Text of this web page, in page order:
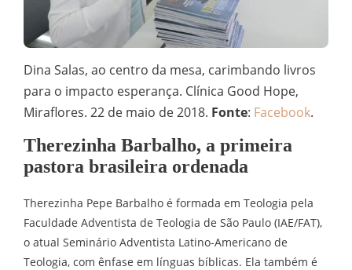
Dina Salas, ao centro da mesa, carimbando livros
para o impacto esperança. Clínica Good Hope,
Miraflores. 22 de maio de 2018. Fonte: Facebook.
Therezinha Barbalho, a primeira
pastora brasileira ordenada
Therezinha Pepe Barbalho é formada em Teologia pela
Faculdade Adventista de Teologia de São Paulo (IAE/FAT),
o atual Seminário Adventista Latino-Americano de
Teologia, com ênfase em línguas bíblicas. Ela também é